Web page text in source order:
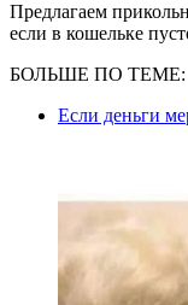
Предлагаем
если в кошельке
БОЛЬШЕ ПО ТЕМЕ:
Если деньги